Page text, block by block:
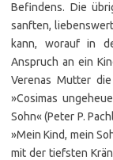
Befindens. Die
sanften,
kann, worauf in
Anspruch an ein
Verenas Mutter
»Cosimas
Sohn« (Peter P.
»Mein Kind, mein
mit der tiefsten